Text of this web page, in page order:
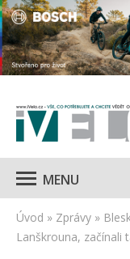
MENU
Úvod » Zprávy »
Lanškrouna, začínali